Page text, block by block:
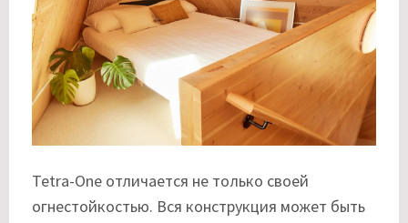
Tetra-One отличается не только своей
огнестойкостью. Вся конструкция может быть